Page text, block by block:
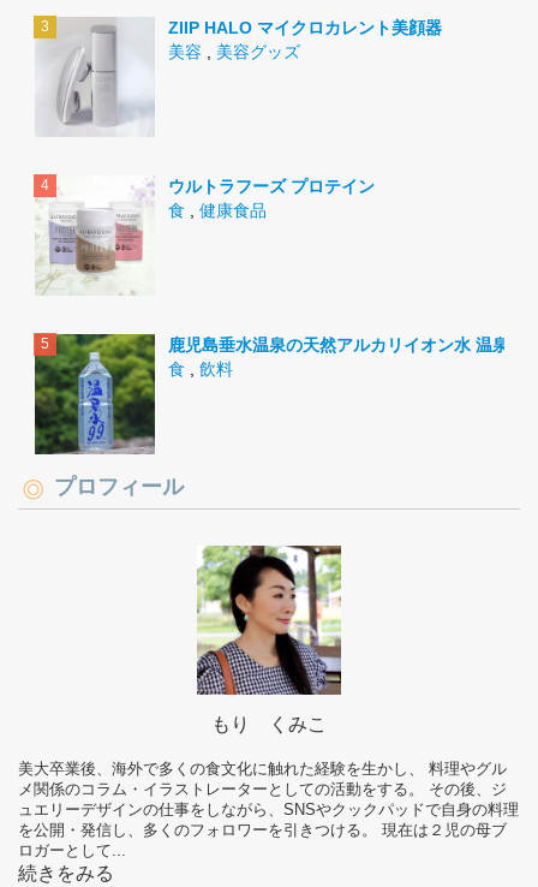
ZIIP HALO マイクロカレント美顔器
美容
美容グッズ
ウルトラフーズ プロテイン
食
健康食品
鹿児島垂水温泉の天然アルカリイオン水 温泉水
食
飲料
プロフィール
もり くみこ
美大卒業後、海外で多くの食文化に触れた経験を生かし、 料理やグル
メ関係のコラム・イラストレーターとしての活動をする。 その後、ジ
ュエリーデザインの仕事をしながら、SNSやクックパッドで自身の料理
を公開・発信し、多くのフォロワーを引きつける。 現在は２児の母ブ
ロガーとして...
続きをみる